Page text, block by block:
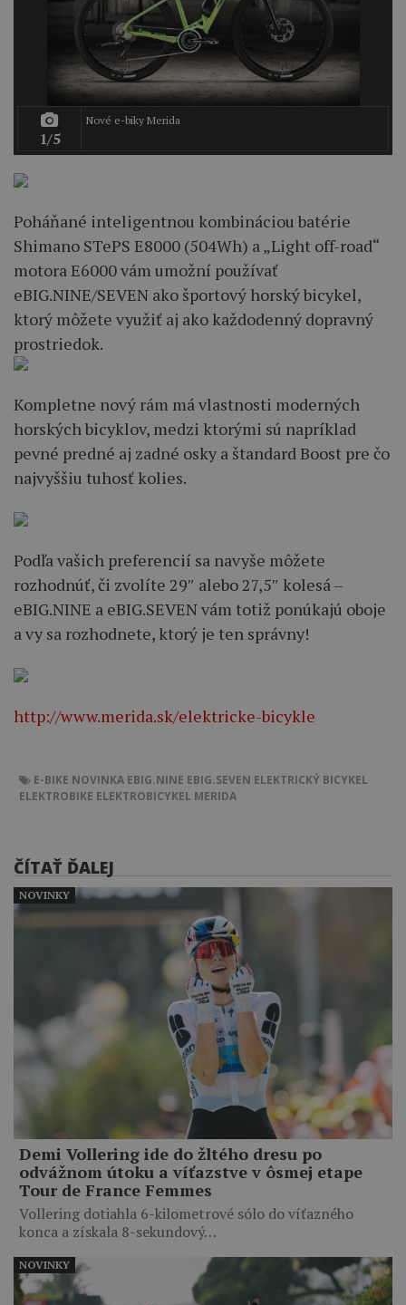
1/5
Nové e-biky Merida
Poháňané inteligentnou kombináciou batérie
Shimano STePS E8000 (504Wh) a „Light off-road“
motora E6000 vám umožní používať
eBIG.NINE/SEVEN ako športový horský bicykel,
ktorý môžete využiť aj ako každodenný dopravný
prostriedok.
Kompletne nový rám má vlastnosti moderných
horských bicyklov, medzi ktorými sú napríklad
pevné predné aj zadné osky a štandard Boost pre čo
najvyššiu tuhosť kolies.
Podľa vašich preferencií sa navyše môžete
rozhodnúť, či zvolíte 29″ alebo 27,5″ kolesá –
eBIG.NINE a eBIG.SEVEN vám totiž ponúkajú oboje
a vy sa rozhodnete, ktorý je ten správny!
http://www.merida.sk/elektricke-bicykle
E-BIKE NOVINKA EBIG.NINE EBIG.SEVEN ELEKTRICKÝ BICYKEL
ELEKTROBIKE ELEKTROBICYKEL MERIDA
ČÍTAŤ ĎALEJ
Demi Vollering ide do žltého dresu po
odvážnom útoku a víťazstve v ôsmej etape
Tour de France Femmes
Vollering dotiahla 6-kilometrové sólo do víťazného
konca a získala 8-sekundový…
NOVINKY
NOVINKY